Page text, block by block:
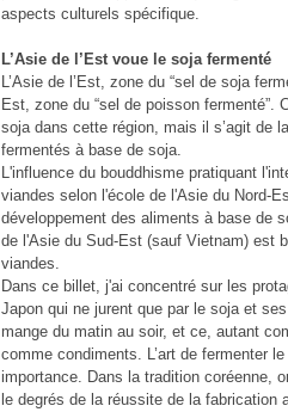
aspects culturels spécifique.
L’Asie de l’Est voue le soja fermenté
L’Asie de l’Est, zone du “sel de soja
Est, zone du “sel de poisson fermenté”.
soja dans cette région, mais il s’agit de
fermentés à base de soja.
L'influence du bouddhisme pratiquant
viandes selon l'école de l'Asie du Nord-
développement des aliments à base de
de l'Asie du Sud-Est (sauf Vietnam) est
viandes.
Dans ce billet, j'ai concentré sur les
Japon qui ne jurent que par le soja et
mange du matin au soir, et ce, autant
comme condiments. L’art de fermenter
importance. Dans la tradition coréenne,
le degrés de la réussite de la fabrication